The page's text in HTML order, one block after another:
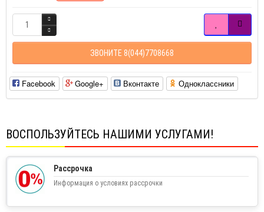
ЗВОНИТЕ 8(044)7708668
Facebook Google+ Вконтакте Одноклассники
ВОСПОЛЬЗУЙТЕСЬ НАШИМИ УСЛУГАМИ!
Рассрочка
Информация о условиях рассрочки